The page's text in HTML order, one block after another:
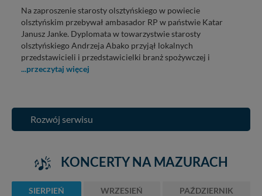
Na zaproszenie starosty olsztyńskiego w powiecie
olsztyńskim przebywał ambasador RP w państwie Katar
Janusz Janke. Dyplomata w towarzystwie starosty
olsztyńskiego Andrzeja Abako przyjął lokalnych
przedstawicieli i przedstawicielki branż spożywczej i
...przeczytaj więcej
Rozwój serwisu
KONCERTY NA MAZURACH
SIERPIEŃ WRZESIEŃ PAŹDZIERNIK